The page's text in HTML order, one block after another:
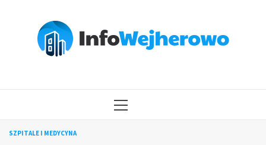
MENU
SZPITALE I MEDYCYNA